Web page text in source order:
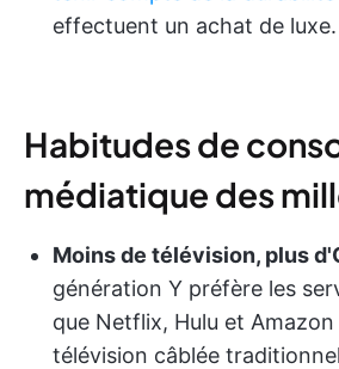
effectuent un achat de luxe.
Habitudes de
médiatique des
Moins de télévision, plus
génération Y préfère les
que Netflix, Hulu et Amazon
télévision câblée